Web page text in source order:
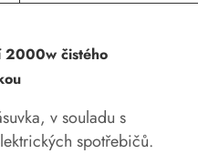
2000w čistého
v souladu s
spotřebičů.